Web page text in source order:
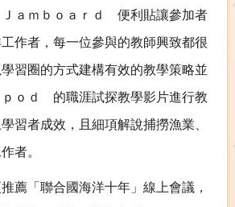
ａｍｂｏａｒｄ 便利貼讓參加者
作者，每一位參與的教師興致都很
習圈的方式建構有效的教學策略並
ｏｄ 的職涯試探教學影片進行教
習者成效，且細項解說捕撈漁業、
者。
「聯合國海洋十年」線上會議，